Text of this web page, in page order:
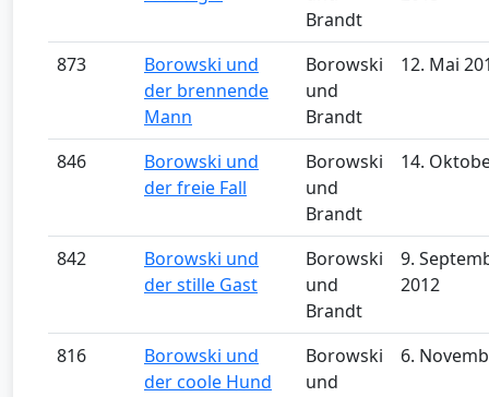
Brandt
873
Borowski und
der brennende
Mann
Borowski
und
Brandt
12. Mai
846
Borowski und
der freie Fall
Borowski
und
Brandt
14.
842
Borowski und
der stille Gast
Borowski
und
Brandt
9.
2012
816
Borowski und
der coole Hund
Borowski
und
6.